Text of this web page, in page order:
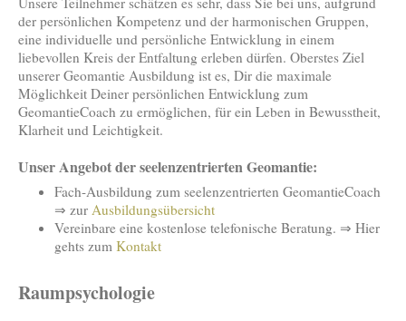
der persönlichen Kompetenz und der harmonischen Gruppen,
eine individuelle und persönliche Entwicklung in einem
liebevollen Kreis der Entfaltung erleben dürfen. Oberstes Ziel
unserer Geomantie Ausbildung ist es, Dir die maximale
Möglichkeit Deiner persönlichen Entwicklung zum
GeomantieCoach zu ermöglichen, für ein Leben in Bewusstheit,
Klarheit und Leichtigkeit.
Unser Angebot der seelenzentrierten Geomantie:
Fach-Ausbildung zum seelenzentrierten GeomantieCoach
⇒ zur Ausbildungsübersicht
Vereinbare eine kostenlose telefonische Beratung. ⇒ Hier
gehts zum Kontakt
Raumpsychologie